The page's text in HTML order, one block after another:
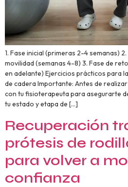
1. Fase inicial (primeras 2-4 semanas)
movilidad (semanas 4-8) 3. Fase de
en adelante) Ejercicios prácticos para
de cadera Importante: Antes de
con tu fisioterapeuta para asegurarte
tu estado y etapa de […]
Recuperación
prótesis de
para volver a
confianza